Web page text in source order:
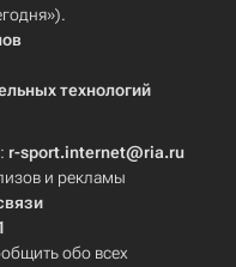
технологий
r-sport.internet@ria.ru
и рекламы
обо всех